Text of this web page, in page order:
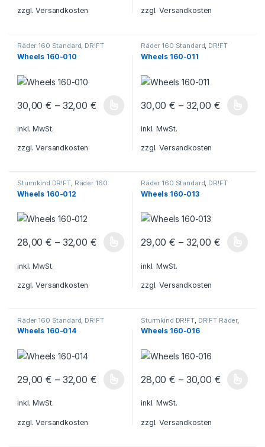
zzgl.Versandkosten zzgl.Versandkosten
Räder 160 Standard, DR!FT
Räder ,Räder 160
Wheels 160-010
30,00€ – 32,00 €
Dieses Produkt weist mehrere Varianten auf. Die Optionen
inkl. MwSt.
zzgl.Versandkosten
Räder 160 Standard, DR!FT
Räder ,Räder 160
Wheels 160-011
30,00€ – 32,00 €
Dieses Produkt weist mehrere
inkl. MwSt.
zzgl.Versandkosten
Sturmkind DR!FT, Räder 160
Standard , DR!FT Räder
160
Wheels 160-012
28,00€ – 32,00 €
Dieses Produkt weist mehrere Varianten auf. Die Optionen
inkl. MwSt.
zzgl.Versandkosten
Räder 160 Standard, DR!FT
Räder ,Räder 160
Wheels 160-013
29,00€ – 32,00 €
Dieses Produkt weist mehrere
inkl. MwSt.
zzgl.Versandkosten
Räder 160 Standard DR!FT
Räder ,Sturmkind DR!FT
160
Wheels 160-014
29,00€ – 32,00 €
Dieses Produkt weist mehrere Varianten auf. Die Optionen
inkl. MwSt.
zzgl.Versandkosten
Sturmkind DR!FT, DR!FT Räder,
Räder 160 Standard
Wheels 160-016
28,00€ – 30,00 €
Dieses Produkt weist mehrere
inkl. MwSt.
zzgl.Versandkosten